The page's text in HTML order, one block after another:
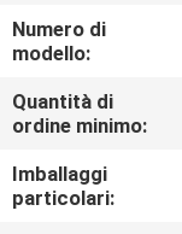
CONTROLLO
DI
QUALITÀ
MAPPA
Numero di
modello:
Quantità di
ordine minimo:
Imballaggi
particolari: